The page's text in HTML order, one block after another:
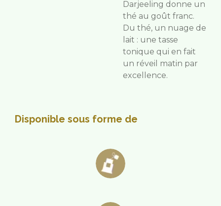
Darjeeling donne un
thé au goût franc.
Du thé, un nuage de
lait : une tasse
tonique qui en fait
un réveil matin par
excellence.
Disponible sous forme de